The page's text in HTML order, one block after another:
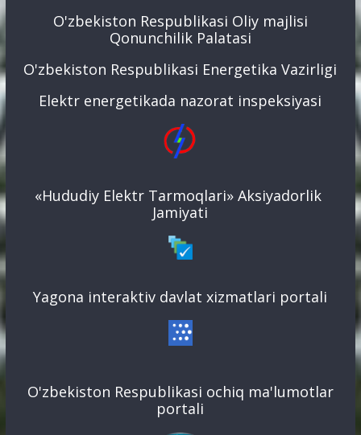
O'zbekiston Respublikasi Energetika Vazirligi
Elektr energetikada nazorat inspeksiyasi
«Hududiy Elektr Tarmoqlari» Aksiyadorlik
Yagona interaktiv davlat xizmatlari portali